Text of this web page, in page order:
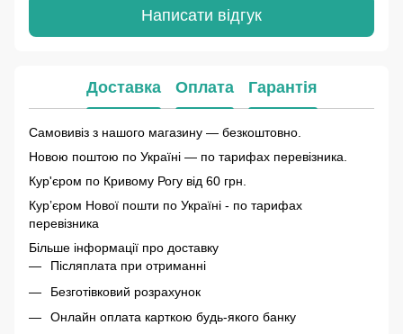
Написати відгук
Доставка Оплата Гарантія
Самовивіз з нашого магазину — безкоштовно.
Новою поштою по Україні — по тарифах перевізника.
Кур'єром по Кривому Рогу від 60 грн.
Курʼєром Нової пошти по Україні - по тарифах
перевізника
Більше інформації про доставку
Післяплата при отриманні
Безготівковий розрахунок
Онлайн оплата карткою будь-якого банку